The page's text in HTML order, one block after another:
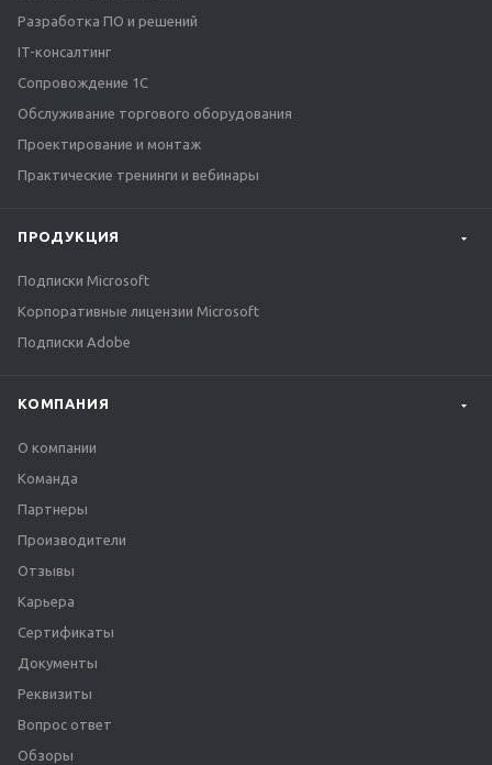
Разработка ПО и решений
IT-консалтинг
Сопровождение 1С
Обслуживание торгового оборудования
Проектирование и монтаж
Практические тренинги и вебинары
ПРОДУКЦИЯ
Подписки Microsoft
Корпоративные лицензии Microsoft
Подписки Adobe
КОМПАНИЯ
О компании
Команда
Партнеры
Производители
Отзывы
Карьера
Сертификаты
Документы
Реквизиты
Вопрос ответ
Обзоры